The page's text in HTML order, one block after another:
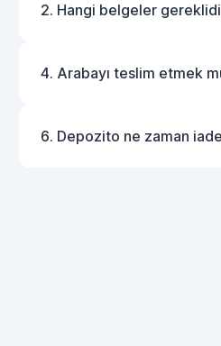
2. Hangi belgeler
4. Arabayı teslim etmek
6. Depozito ne zaman